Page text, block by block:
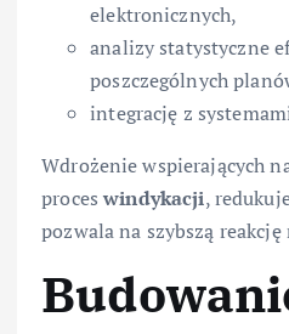
elektronicznych,
analizy statystyczne
poszczególnych
integrację z
Wdrożenie wspierających
proceswindykacji,
pozwala na szybszą